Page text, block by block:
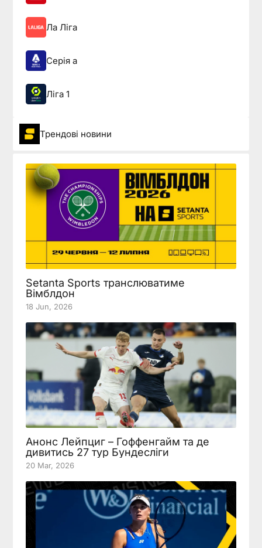
Ла Ліга
Серія а
Ліга 1
Трендові новини
Setanta Sports транслюватиме
Вімблдон
18 Jun, 2026
Анонс Лейпциг – Гоффенгайм та де
дивитись 27 тур Бундесліги
20 Mar, 2026